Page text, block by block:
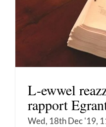
L-ewwel
rapport
Wed, 18th Dec '19,